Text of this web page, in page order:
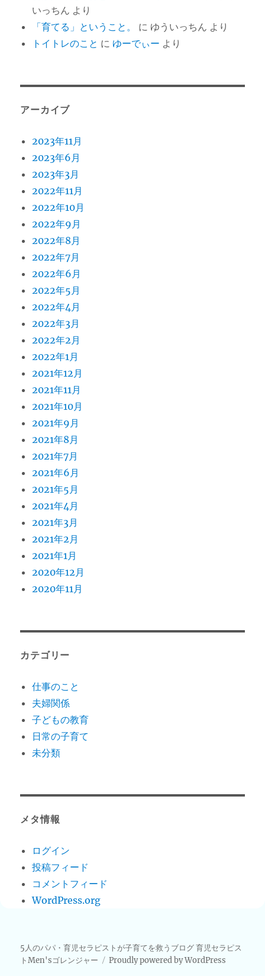
いっちん より
「育てる」ということ。
に ゆういっちん より
トイトレのこと に ゆーでぃー より
アーカイブ
2023年11月
2023年6月
2023年3月
2022年11月
2022年10月
2022年9月
2022年8月
2022年7月
2022年6月
2022年5月
2022年4月
2022年3月
2022年2月
2022年1月
2021年12月
2021年11月
2021年10月
2021年9月
2021年8月
2021年7月
2021年6月
2021年5月
2021年4月
2021年3月
2021年2月
2021年1月
2020年12月
2020年11月
カテゴリー
仕事のこと
夫婦関係
子どもの教育
日常の子育て
未分類
メタ情報
ログイン
投稿フィード
コメントフィード
WordPress.org
5人のパパ・育児セラピストが子育てを救うブログ 育児セラピス
トMen'sゴレンジャー
Proudly powered by WordPress